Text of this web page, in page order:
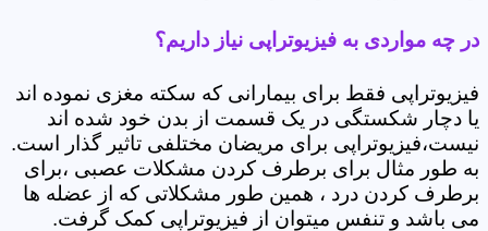
در چه مواردی به فیزیوتراپی نیاز داریم؟
فیزیوتراپی فقط برای بیمارانی که سکته مغزی نموده اند
یا دچار شکستگی در یک قسمت از بدن خود شده اند
نیست،فیزیوتراپی برای مریضان مختلفی تاثیر گذار است.
به طور مثال برای برطرف کردن مشکلات عصبی ،برای
برطرف کردن درد ، همین طور مشکلاتی که از عضله ها
می باشد و تنفس میتوان از فیزیوتراپی کمک گرفت.